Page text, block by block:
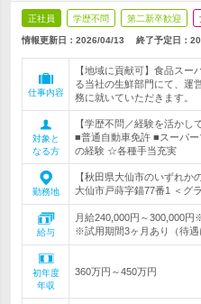
正社員 学歴不問 第二新卒歓迎
情報更新日：2026/04/13 終了予定日：
仕事内容
【地域に貢献可】食品ス
る当社の生鮮部門にて、運
務に就いていただきます。
対象と
なる方
【学歴不問／経験を活かし
■普通自動車免許 ■スーパ
の経験 ☆各種手当充実
勤務地
【秋田県大仙市のいずれ
大仙市戸蒔字錨77番1 ＜グ
給与
月給240,000円～300,000
※試用期間3ヶ月あり（待遇
初年度
年収
360万円～450万円